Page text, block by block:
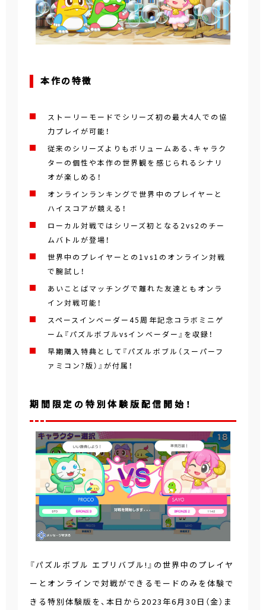
本作の特徴
ストーリーモードでシリーズ初の最大4人での協
力プレイが可能！
従来のシリーズよりもボリュームある、キャラク
ターの個性や本作の世界観を感じられるシナリ
オが楽しめる！
オンラインランキングで世界中のプレイヤーと
ハイスコアが競える！
ローカル対戦ではシリーズ初となる2vs2のチー
ムバトルが登場！
世界中のプレイヤーとの1vs1のオンライン対戦
で腕試し！
あいことばマッチングで離れた友達ともオンラ
イン対戦可能！
スペースインベーダー45周年記念コラボミニゲ
ーム『パズルボブルvsインベーダー』を収録！
早期購入特典として『パズルボブル（スーパーフ
ァミコン?版）』が付属！
期間限定の特別体験版配信開始！
『パズルボブル エブリバブル!』の世界中のプレイヤ
ーとオンラインで対戦ができるモードのみを体験で
きる特別体験版を、本日から2023年6月30日（金）ま